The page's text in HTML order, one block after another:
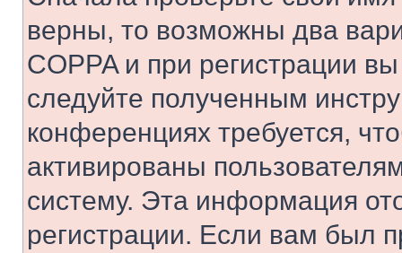
верны, то возможны два
COPPA и при регистрации
следуйте полученным
конференциях требуется,
активированы
систему. Эта информация
регистрации. Если вам был